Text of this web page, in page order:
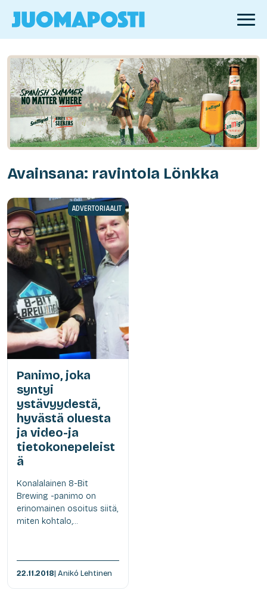
Avainsana: ravintola Lönkka
ADVERTORIAALIT
Panimo, joka
syntyi
ystävyydestä,
hyvästä oluesta
ja video-ja
tietokonepeleist
ä
Konalalainen 8-Bit
Brewing -panimo on
erinomainen osoitus siitä,
miten kohtalo,...
22.11.2018| Anikó Lehtinen